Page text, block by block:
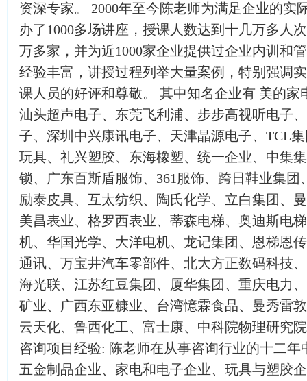
资深专家。 2000年至今陈老师为满足企业的实
办了1000多场讲座，授课人数达到十几万多人
万多家，并为近1000家企业提供过企业内训和
经验丰富，讲授过程列举大量案例，特别强调
课人员的好评和尊敬。 其中知名企业有 美的家
汕头超声电子、东莞飞利浦、步步高视听电子
子、深圳中兴康讯电子、天津晶源电子、TCL
玩具、礼兴塑胶、东海橡塑、统一企业、中集
锁、广东百斯盾服饰、361服饰、跨日鞋业集
励泰皮具、互太纺织、陶氏化学、立白集团、
美昌表业、格罗西表业、蒂森电梯、奥迪斯电
机、华国光学、大洋电机、龙记集团、恩梯恩
通讯、万宝井汽车零部件、北大方正数码科技
海光联、江苏红豆集团、厦华集团、重庆电力
矿业、广西东亚糠业、台湾憶霖食品、曼秀雷
云天化、鲁西化工、富士康、中科院物理研究
咨询项目经验: 陈老师在从事咨询行业的十二
五金制品企业、家电和电子企业、玩具与塑胶